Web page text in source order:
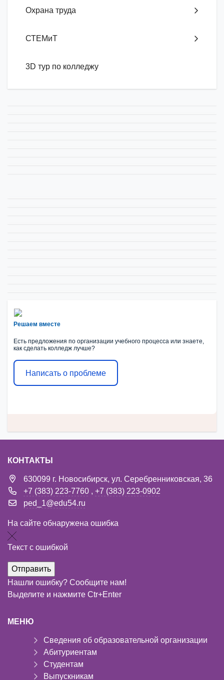
Охрана труда
СТЕМиТ
3D тур по колледжу
Решаем вместе
Есть предложения по организации учебного процесса или знаете,
как сделать колледж лучше?
Написать о проблеме
КОНТАКТЫ
630099 г. Новосибирск, ул. Серебренниковская, 36
+7 (383) 223-7760 , +7 (383) 223-0902
ped_1@edu54.ru
На сайте обнаружена ошибка
Текст с ошибкой
Нашли ошибку? Сообщите нам!
Выделите и нажмите Ctr+Enter
МЕНЮ
Сведения об образовательной организации
Абитуриентам
Студентам
Выпускникам